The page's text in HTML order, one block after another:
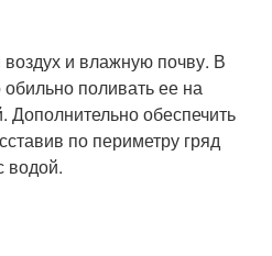
и влажную почву. В
поливать ее на
Дополнительно обеспечить
по периметру гряд
водой.